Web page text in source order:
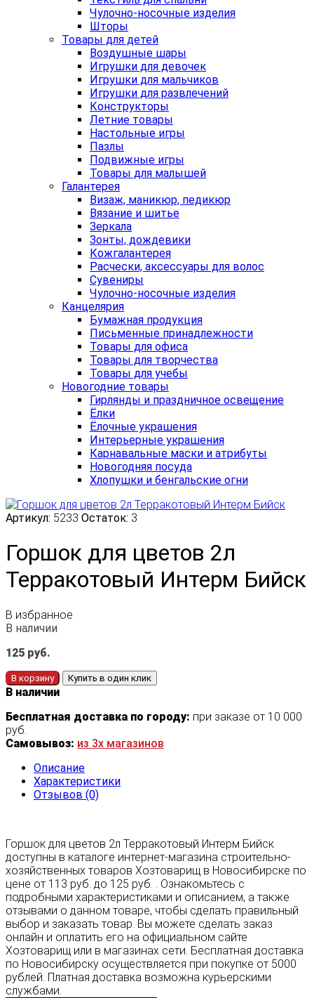
Чулочно-носочные изделия
Шторы
Товары для детей
Воздушные шары
Игрушки для девочек
Игрушки для мальчиков
Игрушки для развлечений
Конструкторы
Летние товары
Настольные игры
Пазлы
Подвижные игры
Товары для малышей
Галантерея
Визаж, маникюр, педикюр
Вязание и шитье
Зеркала
Зонты, дождевики
Кожгалантерея
Расчески, аксессуары для волос
Сувениры
Чулочно-носочные изделия
Канцелярия
Бумажная продукция
Письменные принадлежности
Товары для офиса
Товары для творчества
Товары для учебы
Новогодние товары
Гирлянды и праздничное освещение
Ёлки
Ёлочные украшения
Интерьерные украшения
Карнавальные маски и атрибуты
Новогодняя посуда
Хлопушки и бенгальские огни
Артикул: 5233 Остаток: 3
Горшок для цветов 2л
Терракотовый Интерм Бийск
В избранное
В наличии
125 руб.
В корзину Купить в один клик
В наличии
Бесплатная доставка по городу: при заказе от 10 000
руб.
Самовывоз: из 3х магазинов
Описание
Характеристики
Отзывов (0)
Горшок для цветов 2л Терракотовый Интерм Бийск
доступны в каталоге интернет-магазина строительно-
хозяйственных товаров Хозтоварищ в Новосибирске по
цене от 113 руб. до 125 руб. . Ознакомьтесь с
подробными характеристиками и описанием, а также
отзывами о данном товаре, чтобы сделать правильный
выбор и заказать товар. Вы можете сделать заказ
онлайн и оплатить его на официальном сайте
Хозтоварищ или в магазинах сети. Бесплатная доставка
по Новосибирску осуществляется при покупке от 5000
рублей. Платная доставка возможна курьерскими
службами.